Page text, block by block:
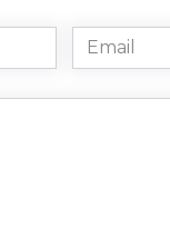
Email
*